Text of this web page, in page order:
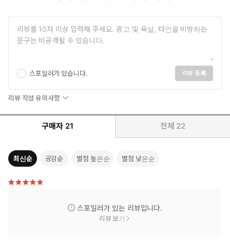
스포일러가 있습니다. 리뷰 등록
리뷰 작성 유의사항
구매자 21 전체 22
최신순 공감순 별점 높은순 별점 낮은순
스포일러가 있는 리뷰입니다.
리뷰 보기